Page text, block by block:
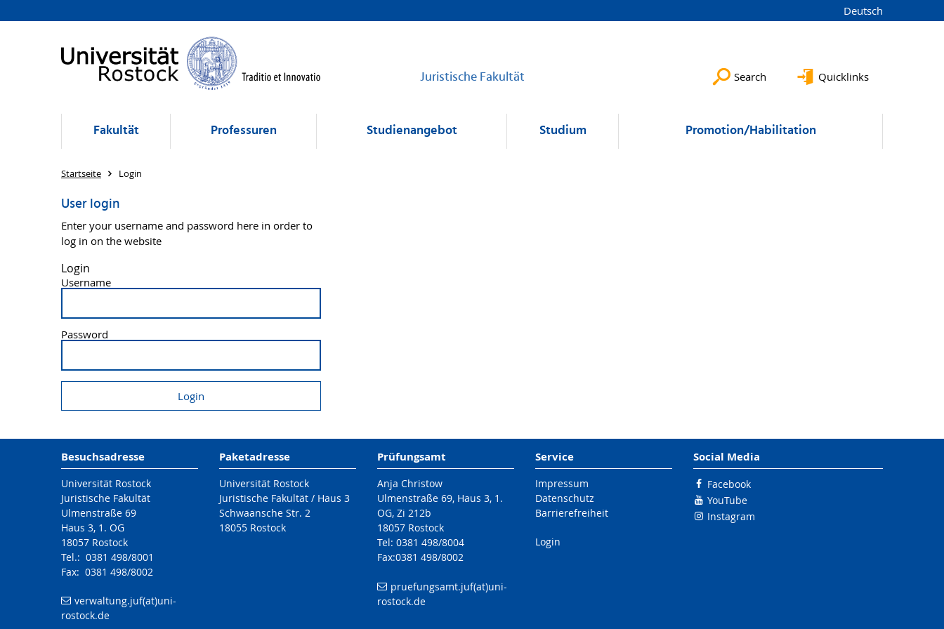
Deutsch
Juristische Fakultät Search Quicklinks
Fakultät Professuren Studienangebot Studium Promotion/Habilitation
Startseite Login
User login
Enter your username and password here in order to
log in on the website
Login
Username
Password
Besuchsadresse
Universität Rostock
Juristische Fakultät
Ulmenstraße 69
Haus 3, 1. OG
18057 Rostock
Tel.: 0381 498/8001
Fax: 0381 498/8002
verwaltung.juf(at)uni-
rostock.de
Paketadresse
Universität Rostock
Juristische Fakultät / Haus 3
Schwaansche Str. 2
18055 Rostock
Prüfungsamt
Anja Christow
Ulmenstraße 69, Haus 3, 1.
OG, Zi 212b
18057 Rostock
Tel: 0381 498/8004
Fax:0381 498/8002
pruefungsamt.juf(at)uni-
rostock.de
Service
Impressum
Datenschutz
Barrierefreiheit
Login
Social Media
Facebook
YouTube
Instagram